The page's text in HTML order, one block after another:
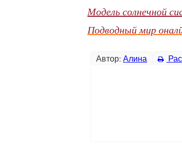
Модель солнечной
Подводный мир
Автор:Алина